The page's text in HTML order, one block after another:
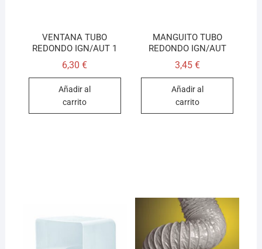
VENTANA TUBO
REDONDO IGN/AUT 1
6,30€
Añadir al
carrito
MANGUITO TUBO
REDONDO IGN/AUT
3,45 €
Añadir al
carrito